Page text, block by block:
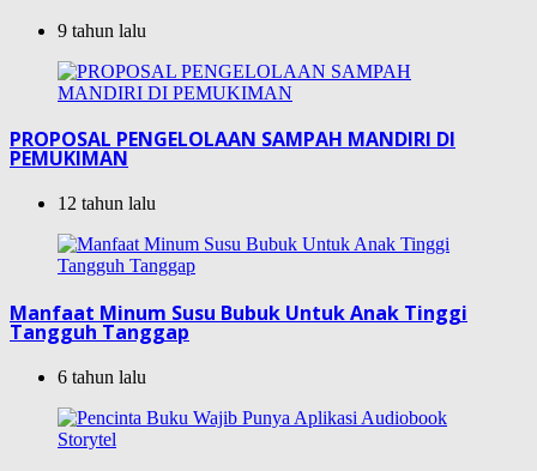
9 tahun lalu
PROPOSAL PENGELOLAAN SAMPAH MANDIRI DI
PEMUKIMAN
12 tahun lalu
Manfaat Minum Susu Bubuk Untuk Anak Tinggi
Tangguh Tanggap
6 tahun lalu